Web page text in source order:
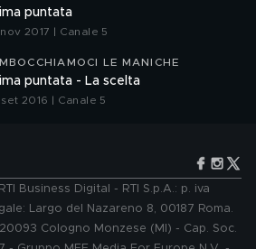
puntata
nov 2017 | Canale 5
LE MANICHE
puntata - La scelta
set 2016 | Canale 5
Business Digital - RTI S.p.A.: p. iva
Largo del Nazareno 8, 00187 Roma.
Cologno Monzese (MI) - Cap. Soc.